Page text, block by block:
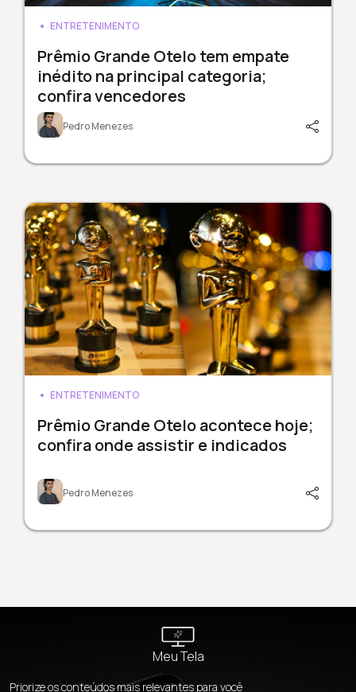
ENTRETENIMENTO
Prêmio Grande Otelo tem empate
inédito na principal categoria;
confira vencedores
Pedro Menezes
ENTRETENIMENTO
Prêmio Grande Otelo acontece hoje;
confira onde assistir e indicados
Pedro Menezes
Meu Tela
Priorize os conteúdos mais relevantes para você